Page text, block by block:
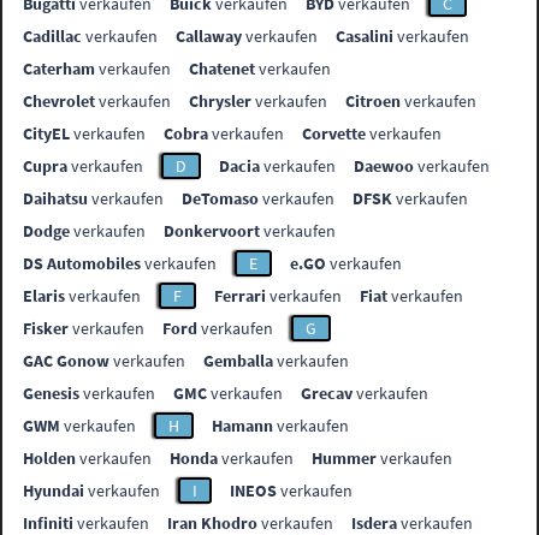
Cadillac verkaufen Callawayverkaufen Casalini verkaufen
Caterhamverkaufen Chatenetverkaufen
Chevroletverkaufen Chryslerverkaufen Citroenverkaufen
CityELverkaufen Cobraverkaufen Corvetteverkaufen
Cupraverkaufen D Daciaverkaufen Daewooverkaufen
Daihatsu verkaufen DeTomasoverkaufen DFSKverkaufen
Dodgeverkaufen Donkervoortverkaufen
DS Automobilesverkaufen E e.GO verkaufen
Elarisverkaufen F Ferrari verkaufen Fiatverkaufen
Fiskerverkaufen Fordverkaufen
G
GAC Gonowverkaufen Gemballaverkaufen
Genesisverkaufen GMCverkaufen Grecavverkaufen
GWM verkaufen H Hamannverkaufen
Holdenverkaufen Hondaverkaufen Hummerverkaufen
Hyundai verkaufen I INEOSverkaufen
Infiniti verkaufen Iran Khodroverkaufen Isderaverkaufen